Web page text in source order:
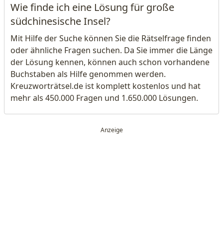
Wie finde ich eine Lösung für große
südchinesische Insel?
Mit Hilfe der Suche können Sie die Rätselfrage finden
oder ähnliche Fragen suchen. Da Sie immer die Länge
der Lösung kennen, können auch schon vorhandene
Buchstaben als Hilfe genommen werden.
Kreuzworträtsel.de ist komplett kostenlos und hat
mehr als 450.000 Fragen und 1.650.000 Lösungen.